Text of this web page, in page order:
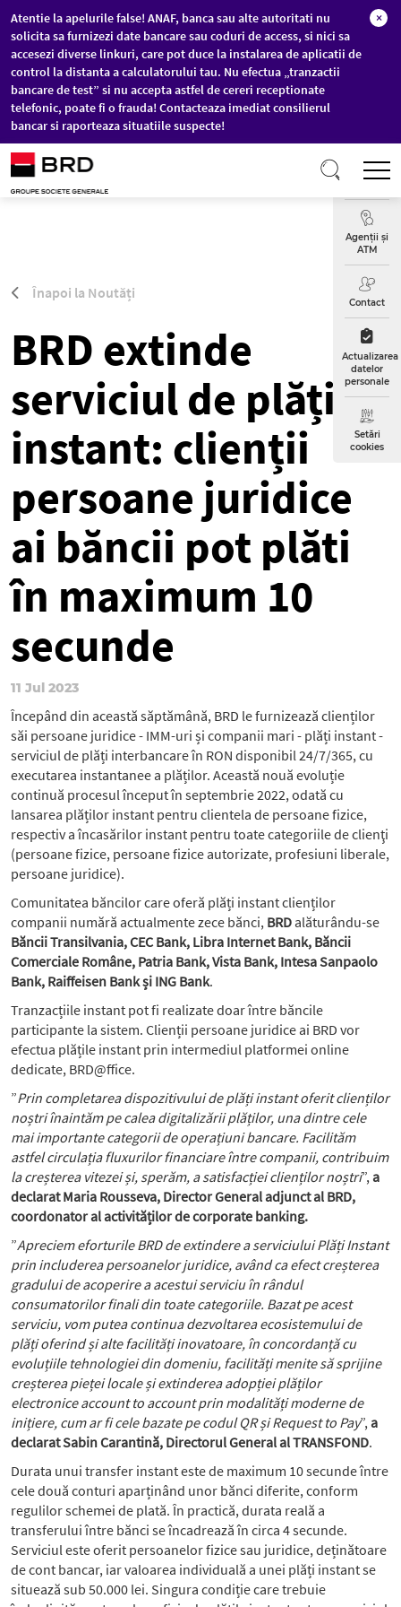
Sari la conținutul principal
Atentie la apelurile false! ANAF, banca sau alte autoritati nu
solicita sa furnizezi date bancare sau coduri de access, si nici sa
accesezi diverse linkuri, care pot duce la instalarea de aplicatii de
control la distanta a calculatorului tau. Nu efectua „tranzactii
bancare de test” si nu accepta astfel de cereri receptionate
telefonic, poate fi o frauda! Contacteaza imediat consilierul
bancar si raporteaza situatiile suspecte!
×
Curs
Agenții și
ATM
Contact
Actualizarea
datelor
personale
Setări
cookies
Înapoi la Noutăți
BRD extinde
serviciul de plăți
instant: clienții
persoane juridice
ai băncii pot plăti
în maximum 10
secunde
11 Jul 2023
Începând din această săptămână, BRD le furnizează clienților
săi persoane juridice - IMM-uri și companii mari - plăți instant -
serviciul de plăți interbancare în RON disponibil 24/7/365, cu
executarea instantanee a plăților. Această nouă evoluție
continuă procesul început în septembrie 2022, odată cu
lansarea plăților instant pentru clientela de persoane fizice,
respectiv a încasărilor instant pentru toate categoriile de clienţi
(persoane fizice, persoane fizice autorizate, profesiuni liberale,
persoane juridice).
Comunitatea băncilor care oferă plăți instant clienților
companii numără actualmente zece bănci, BRDalăturându-se
Băncii Transilvania, CEC Bank, Libra Internet Bank, Băncii
Comerciale Române, Patria Bank, Vista Bank, Intesa Sanpaolo
Bank, Raiffeisen Bank și ING Bank.
Tranzacțiile instant pot fi realizate doar între băncile
participante la sistem. Clienții persoane juridice ai BRD vor
efectua plățile instant prin intermediul platformei online
dedicate, BRD@ffice.
”Prin completarea dispozitivului de plăți instant oferit clienților
noștri înaintăm pe calea digitalizării plăților, una dintre cele
mai importante categorii de operațiuni bancare. Facilităm
astfel circulația fluxurilor financiare între companii, contribuim
la creșterea vitezei și, sperăm, a satisfacției clienților noștri”,a
declarat Maria Rousseva, Director General adjunct al BRD,
coordonator al activităților de corporate banking.
”Apreciem eforturile BRD de extindere a serviciului Plăți Instant
prin includerea persoanelor juridice, având ca efect creșterea
gradului de acoperire a acestui serviciu în rândul
consumatorilor finali din toate categoriile. Bazat pe acest
serviciu, vom putea continua dezvoltarea ecosistemului de
plăți oferind și alte facilități inovatoare, în concordanță cu
evoluțiile tehnologiei din domeniu, facilități menite să sprijine
creșterea pieței locale și extinderea adopției plăților
electronice account to account prin modalități moderne de
inițiere, cum ar fi cele bazate pe codul QR și Request to Pay”,a
declarat Sabin Carantină, Directorul General al TRANSFOND.
Durata unui transfer instant este de maximum 10 secunde între
cele două conturi aparținând unor bănci diferite, conform
regulilor schemei de plată. În practică, durata reală a
transferului între bănci se încadrează în circa 4 secunde.
Serviciul este oferit persoanelor fizice sau juridice, deținătoare
de cont bancar, iar valoarea individuală a unei plăți instant se
situează sub 50.000 lei. Singura condiție care trebuie